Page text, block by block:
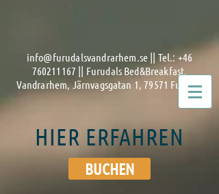
info@furudalsvandrarhem.se || Tel.:+46
760211167 || Furudals Bed&Breakfast,
Vandrarhem, Järnvagsgatan 1, 79571 Furudal
HIER ERFAHREN
BUCHEN